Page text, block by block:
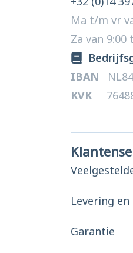
Ma t/m vr
Za van 9:00
IBAN
KVK
Levering
Garantie